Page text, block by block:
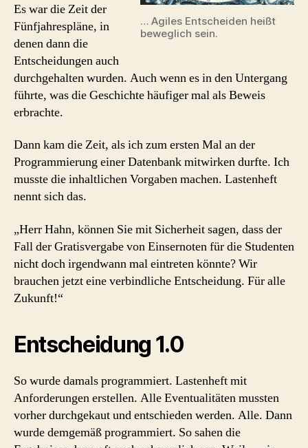
… Agiles Entscheiden heißt
beweglich sein.
Es war die Zeit der
Fünfjahrespläne, in
denen dann die
Entscheidungen auch
durchgehalten wurden. Auch wenn es in den Untergang
führte, was die Geschichte häufiger mal als Beweis
erbrachte.
Dann kam die Zeit, als ich zum ersten Mal an der
Programmierung einer Datenbank mitwirken durfte. Ich
musste die inhaltlichen Vorgaben machen. Lastenheft
nennt sich das.
„Herr Hahn, können Sie mit Sicherheit sagen, dass der
Fall der Gratisvergabe von Einsernoten für die Studenten
nicht doch irgendwann mal eintreten könnte? Wir
brauchen jetzt eine verbindliche Entscheidung. Für alle
Zukunft!“
Entscheidung 1.0
So wurde damals programmiert. Lastenheft mit
Anforderungen erstellen. Alle Eventualitäten mussten
vorher durchgekaut und entschieden werden. Alle. Dann
wurde demgemäß programmiert. So sahen die